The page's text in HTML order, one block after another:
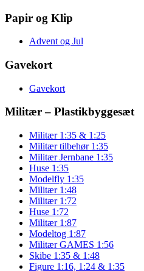
Papir og Klip
Advent og Jul
Gavekort
Gavekort
Militær – Plastikbyggesæt
Militær 1:35 & 1:25
Militær tilbehør 1:35
Militær Jernbane 1:35
Huse 1:35
Modelfly 1:35
Militær 1:48
Militær 1:72
Huse 1:72
Militær 1:87
Modeltog 1:87
Militær GAMES 1:56
Skibe 1:35 & 1:48
Figure 1:16, 1:24 & 1:35